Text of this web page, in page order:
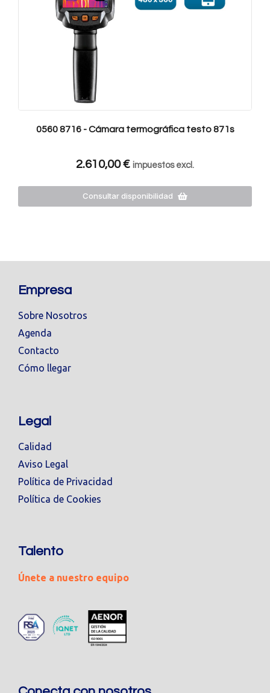
0560 8716 - Cámara termográfica testo 871s
2.610,00€ impuestos excl.
Consultar disponibilidad
Empresa
Sobre Nosotros
Agenda
Contacto
Cómo llegar
Legal
Calidad
Aviso Legal
Política de Privacidad
Política de Cookies
Talento
Únete a nuestro equipo